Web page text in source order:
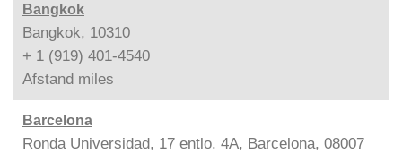
Bangkok
Bangkok, 10310
+ 1 (919) 401-4540
Afstand miles
Barcelona
Ronda Universidad, 17 entlo. 4A, Barcelona, 08007